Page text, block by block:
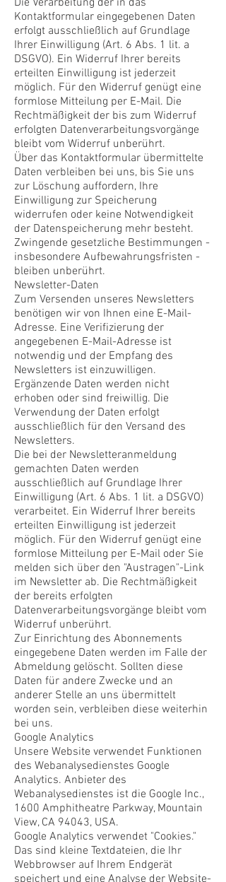
Die Verarbeitung der in das
Kontaktformular eingegebenen Daten
erfolgt ausschließlich auf Grundlage
Ihrer Einwilligung (Art. 6 Abs. 1 lit. a
DSGVO). Ein Widerruf Ihrer bereits
erteilten Einwilligung ist jederzeit
möglich. Für den Widerruf genügt eine
formlose Mitteilung per E-Mail. Die
Rechtmäßigkeit der bis zum Widerruf
erfolgten Datenverarbeitungsvorgänge
bleibt vom Widerruf unberührt.
Über das Kontaktformular übermittelte
Daten verbleiben bei uns, bis Sie uns
zur Löschung auffordern, Ihre
Einwilligung zur Speicherung
widerrufen oder keine Notwendigkeit
der Datenspeicherung mehr besteht.
Zwingende gesetzliche Bestimmungen -
insbesondere Aufbewahrungsfristen -
bleiben unberührt.
Newsletter-Daten
Zum Versenden unseres Newsletters
benötigen wir von Ihnen eine E-Mail-
Adresse. Eine Verifizierung der
angegebenen E-Mail-Adresse ist
notwendig und der Empfang des
Newsletters ist einzuwilligen.
Ergänzende Daten werden nicht
erhoben oder sind freiwillig. Die
Verwendung der Daten erfolgt
ausschließlich für den Versand des
Newsletters.
Die bei der Newsletteranmeldung
gemachten Daten werden
ausschließlich auf Grundlage Ihrer
Einwilligung (Art. 6 Abs. 1 lit. a DSGVO)
verarbeitet. Ein Widerruf Ihrer bereits
erteilten Einwilligung ist jederzeit
möglich. Für den Widerruf genügt eine
formlose Mitteilung per E-Mail oder Sie
melden sich über den "Austragen"-Link
im Newsletter ab. Die Rechtmäßigkeit
der bereits erfolgten
Datenverarbeitungsvorgänge bleibt vom
Widerruf unberührt.
Zur Einrichtung des Abonnements
eingegebene Daten werden im Falle der
Abmeldung gelöscht. Sollten diese
Daten für andere Zwecke und an
anderer Stelle an uns übermittelt
worden sein, verbleiben diese weiterhin
bei uns.
Google Analytics
Unsere Website verwendet Funktionen
des Webanalysedienstes Google
Analytics. Anbieter des
Webanalysedienstes ist die Google Inc.,
1600 Amphitheatre Parkway, Mountain
View, CA 94043, USA.
Google Analytics verwendet "Cookies."
Das sind kleine Textdateien, die Ihr
Webbrowser auf Ihrem Endgerät
speichert und eine Analyse der Website-